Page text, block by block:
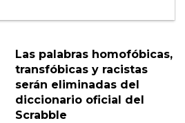
Las palabras homofóbicas,
transfóbicas y racistas
serán eliminadas del
diccionario oficial del
Scrabble